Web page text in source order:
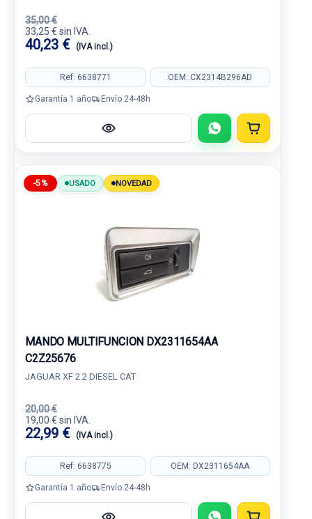
35,00 €
33,25 € sin IVA.
40,23 € (IVA incl.)
Ref: 6638771 OEM: CX2314B296AD
Garantía 1 año Envío 24-48h
-5% USADO NOVEDAD
MANDO MULTIFUNCION DX2311654AA
C2Z25676
JAGUAR XF 2.2 DIESEL CAT
20,00 €
19,00 € sin IVA.
22,99 € (IVA incl.)
Ref: 6638775 OEM: DX2311654AA
Garantía 1 año Envío 24-48h